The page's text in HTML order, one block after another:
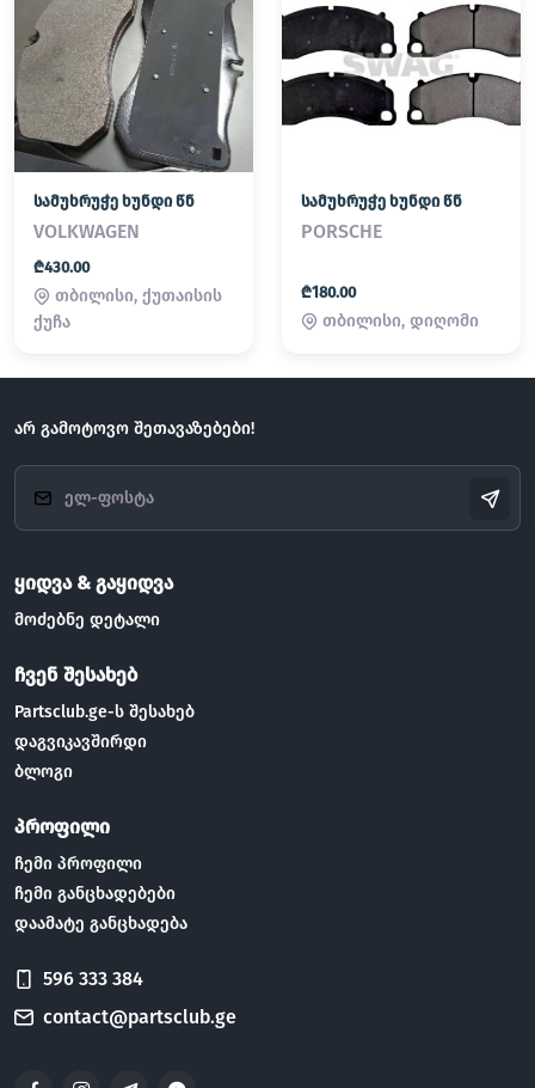
სამუხრუჭე ხუნდი წნ
VOLKWAGEN
₾430.00
თბილისი, ქუთაისის
ქუჩა
სამუხრუჭე ხუნდი წნ
PORSCHE
₾180.00
თბილისი, დიღომი
არ გამოტოვო შეთავაზებები!
ყიდვა & გაყიდვა
მოძებნე დეტალი
ჩვენ შესახებ
Partsclub.ge-ს შესახებ
დაგვიკავშირდი
ბლოგი
პროფილი
ჩემი პროფილი
ჩემი განცხადებები
დაამატე განცხადება
596 333 384
contact@partsclub.ge